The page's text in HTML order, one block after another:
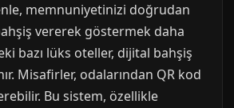
memnuniyetinizi doğrudan
vererek göstermek daha
bazı lüks oteller, dijital bahşiş
Misafirler, odalarından QR kod
Bu sistem, özellikle